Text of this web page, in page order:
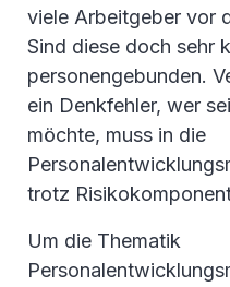
viele Arbeitgeber vor
Sind diese doch sehr
personengebunden.
ein Denkfehler, wer
möchte, muss in die
trotz
Um die Thematik